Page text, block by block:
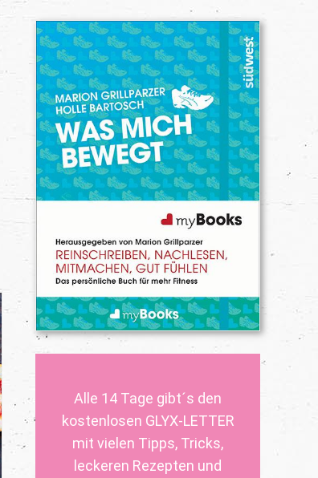
Alle 14 Tage gibt´s den
kostenlosen GLYX-LETTER
mit vielen Tipps, Tricks,
leckeren Rezepten und